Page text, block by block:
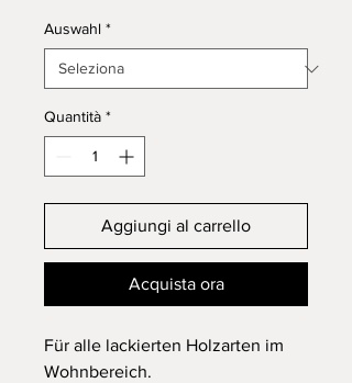
Auswahl *
Quantità *
Aggiungi al carrello
Acquista ora
Für alle lackierten Holzarten im
Wohnbereich.